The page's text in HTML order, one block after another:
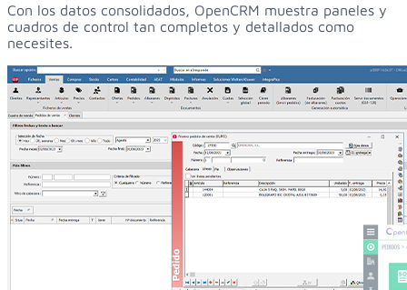
Con los datos consolidados, OpenCRM muestra paneles y
cuadros de control tan completos y detallados como
necesites.